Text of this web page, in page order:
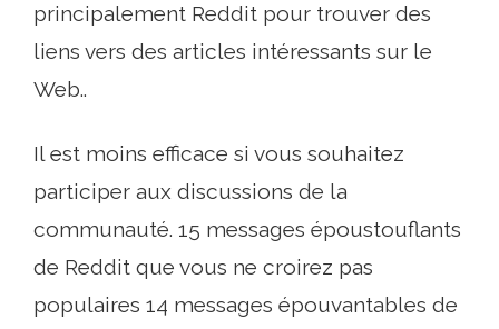
principalement Reddit pour trouver des
liens vers des articles intéressants sur le
Web..
Il est moins efficace si vous souhaitez
participer aux discussions de la
communauté. 15 messages époustouflants
de Reddit que vous ne croirez pas
populaires 14 messages épouvantables de